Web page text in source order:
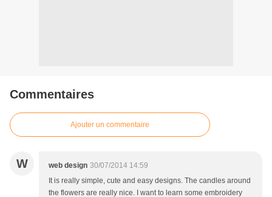
Commentaires
Ajouter un commentaire
W web design 30/07/2014 14:59
It is really simple, cute and easy designs. The candles around
the flowers are really nice. I want to learn some embroidery